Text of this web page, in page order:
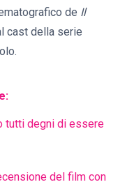
de Il
cast della serie
tutti degni di essere
del film con